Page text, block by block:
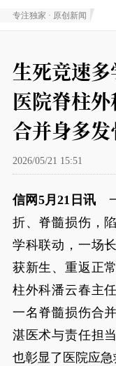
专注独家 · 原创新闻
生死竞速
医院脊柱
合并身多
2026/05/21 15:51
信网5月21日讯
折、脊髓损伤，
学科联动，一场
获新生、重返正
柱外科潘云春主
一名脊髓损伤合
湛医术与责任担
也彰显了医院应急